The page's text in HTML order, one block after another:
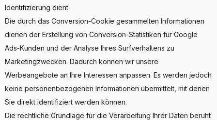
Identifizierung dient.
Die durch das Conversion-Cookie gesammelten Informationen
dienen der Erstellung von Conversion-Statistiken für Google
Ads-Kunden und der Analyse Ihres Surfverhaltens zu
Marketingzwecken. Dadurch können wir unsere
Werbeangebote an Ihre Interessen anpassen. Es werden jedoch
keine personenbezogenen Informationen übermittelt, mit denen
Sie direkt identifiziert werden können.
Die rechtliche Grundlage für die Verarbeitung Ihrer Daten beruht